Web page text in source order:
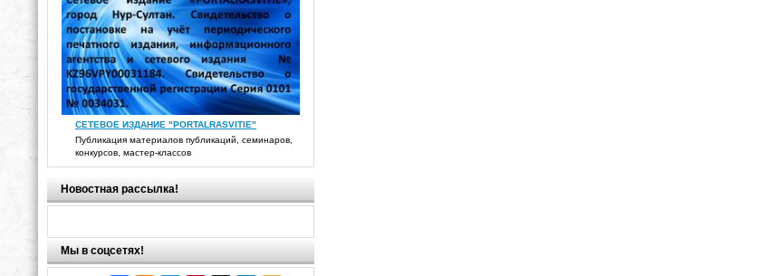
СЕТЕВОЕ ИЗДАНИЕ "PORTALRASVITIE"
Публикация материалов публикаций, семинаров,
конкурсов, мастер-классов
Новостная рассылка!
Мы в соцсетях!